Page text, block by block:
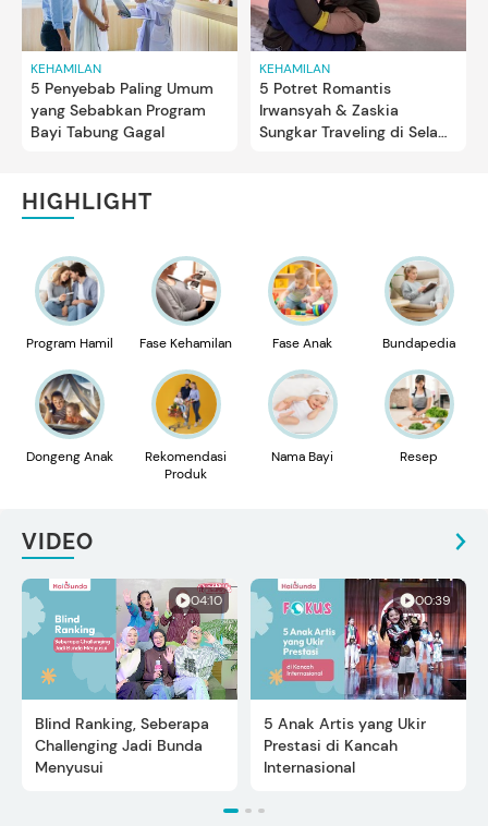
KEHAMILAN
5 Penyebab Paling Umum
yang Sebabkan Program
Bayi Tabung Gagal
KEHAMILAN
5 Potret Romantis
Irwansyah & Zaskia
Sungkar Traveling di Sela
HIGHLIGHT
Program Hamil Fase Kehamilan Fase Anak Bundapedia
Dongeng Anak
Rekomendasi
Produk
Nama Bayi Resep
VIDEO
04:10
Blind Ranking, Seberapa
Challenging Jadi Bunda
Menyusui
00:39
5 Anak Artis yang Ukir
Prestasi di Kancah
Internasional